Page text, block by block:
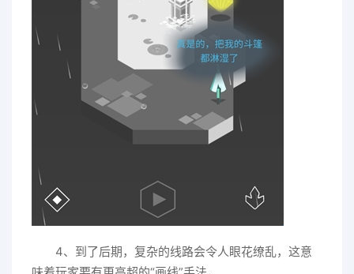
4、到了后期，复杂的线路会令人眼花缭乱，这意